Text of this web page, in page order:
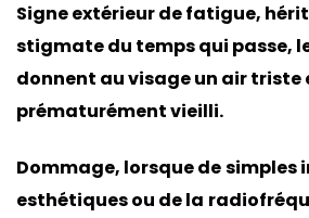
Signe extérieur de fatigue,
stigmate du temps qui passe,
donnent au visage un air triste
prématurément vieilli.
Dommage, lorsque desimples
esthétiquesou de la